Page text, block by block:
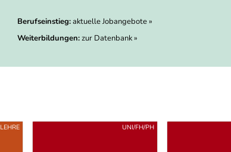
Berufseinstieg:aktuelle Jobangebote »
Weiterbildungen:zur Datenbank »
LEHRE UNI/FH/PH